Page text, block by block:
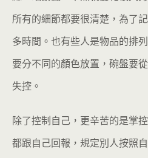
所有的細節都要很清楚，為了
多時間。也有些人是物品的排
要分不同的顏色放置，碗盤要
失控。
除了控制自己，更辛苦的是掌
都跟自己回報，規定別人按照